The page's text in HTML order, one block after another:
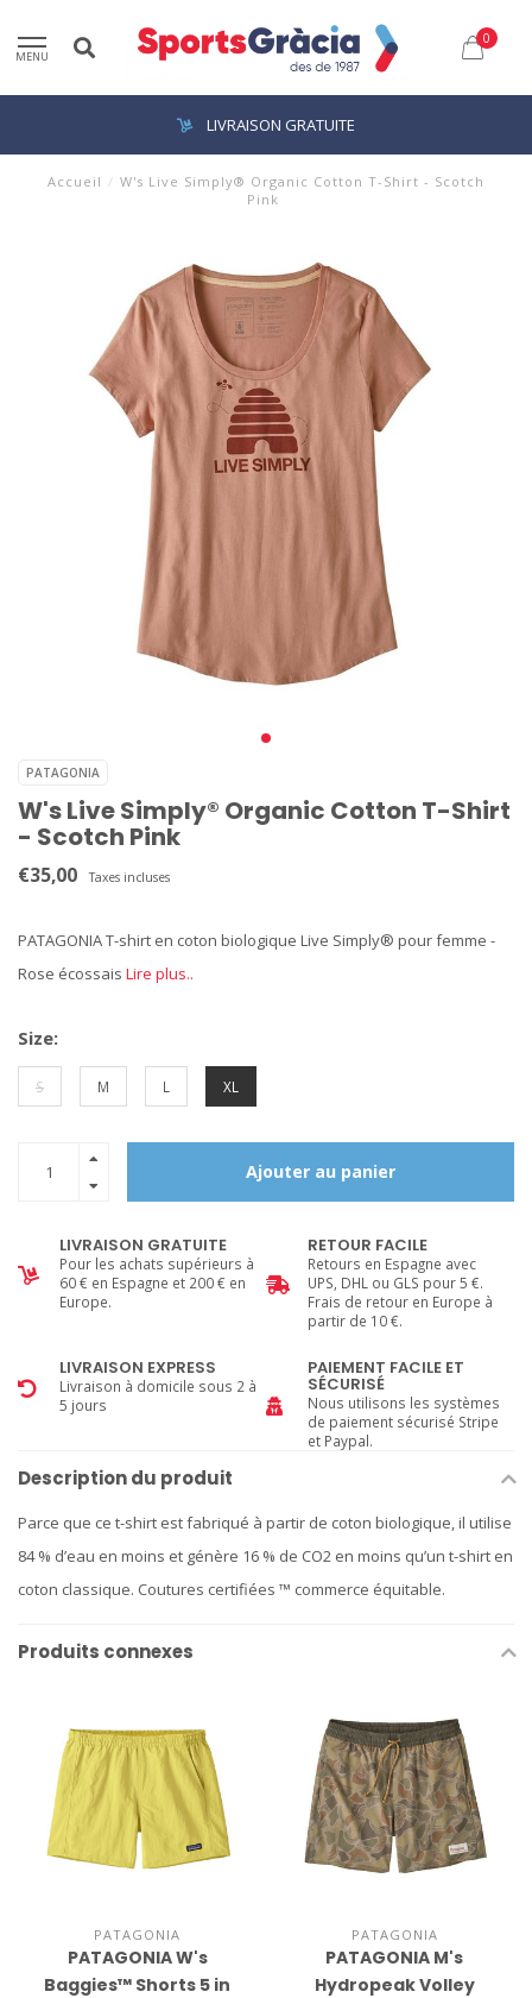
MENU
0
LIVRAISON GRATUITE
Accueil / W's Live Simply® Organic Cotton T-Shirt - Scotch
Pink
PATAGONIA
W's Live Simply® Organic Cotton T-Shirt
- Scotch Pink
€35,00 Taxes incluses
PATAGONIA T-shirt en coton biologique Live Simply® pour femme -
Rose écossais Lire plus..
Size:
S M L XL
Ajouter au panier
LIVRAISON GRATUITE
Pour les achats supérieurs à
60 € en Espagne et 200 € en
Europe.
RETOUR FACILE
Retours en Espagne avec
UPS, DHL ou GLS pour 5 €.
Frais de retour en Europe à
partir de 10 €.
LIVRAISON EXPRESS
Livraison à domicile sous 2 à
5 jours
PAIEMENT FACILE ET
SÉCURISÉ
Nous utilisons les systèmes
de paiement sécurisé Stripe
et Paypal.
Description du produit
Parce que ce t-shirt est fabriqué à partir de coton biologique, il utilise
84 % d’eau en moins et génère 16 % de CO2 en moins qu’un t-shirt en
coton classique. Coutures certifiées ™ commerce équitable.
Produits connexes
PATAGONIA
PATAGONIA W's
Baggies™ Shorts 5 in
PATAGONIA
PATAGONIA M's
Hydropeak Volley